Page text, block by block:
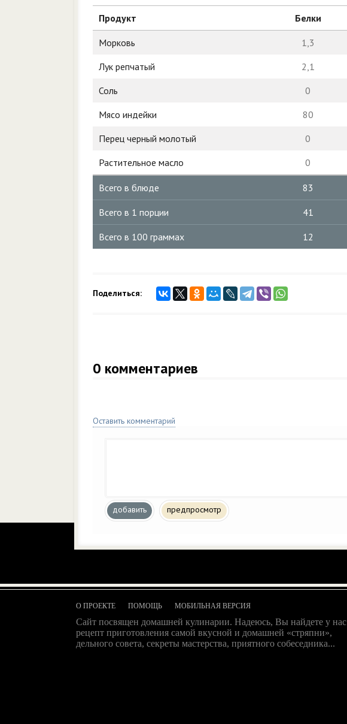
Продукт Белки
Морковь 1,3
Лук репчатый
2,1
Соль
0
Мясо индейки
80
Перец черный молотый
0
Растительное масло
0
Всего в блюде 83
Всего в 1 порции 41
Всего в 100 граммах 12
Поделиться:
0 комментариев
Оставить комментарий
добавить предпросмотр
О ПРОЕКТЕ ПОМОЩЬ МОБИЛЬНАЯ ВЕРСИЯ
Сайт посвящен домашней кулинарии. Надеюсь, Вы найдете у нас
рецепт приготовления самой вкусной и домашней «стряпни»,
дельного совета, секреты мастерства, приятного собеседника...